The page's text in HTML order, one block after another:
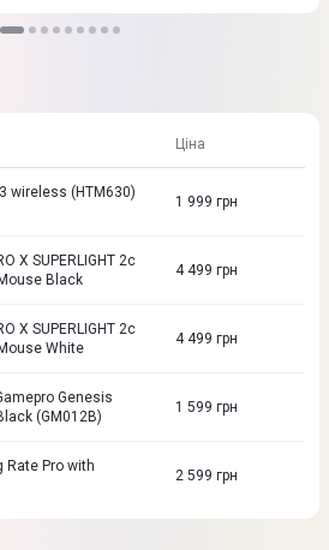
Ціна
wireless (HTM630)
1 999 грн
X SUPERLIGHT 2c
Black
4 499 грн
X SUPERLIGHT 2c
White
4 499 грн
Genesis
(GM012B)
1 599 грн
Rate Pro with
2 599 грн